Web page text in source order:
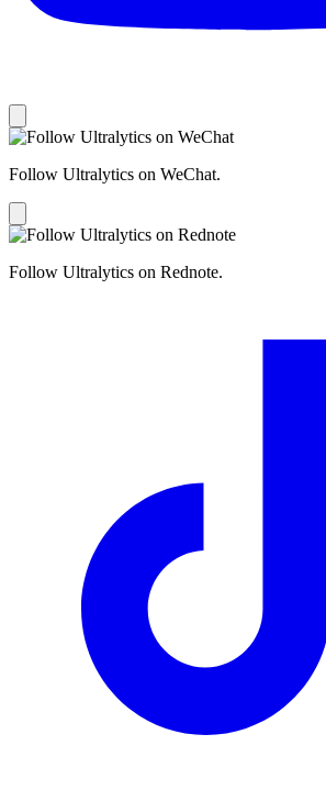
Follow Ultralytics on WeChat.
Follow Ultralytics on Rednote.